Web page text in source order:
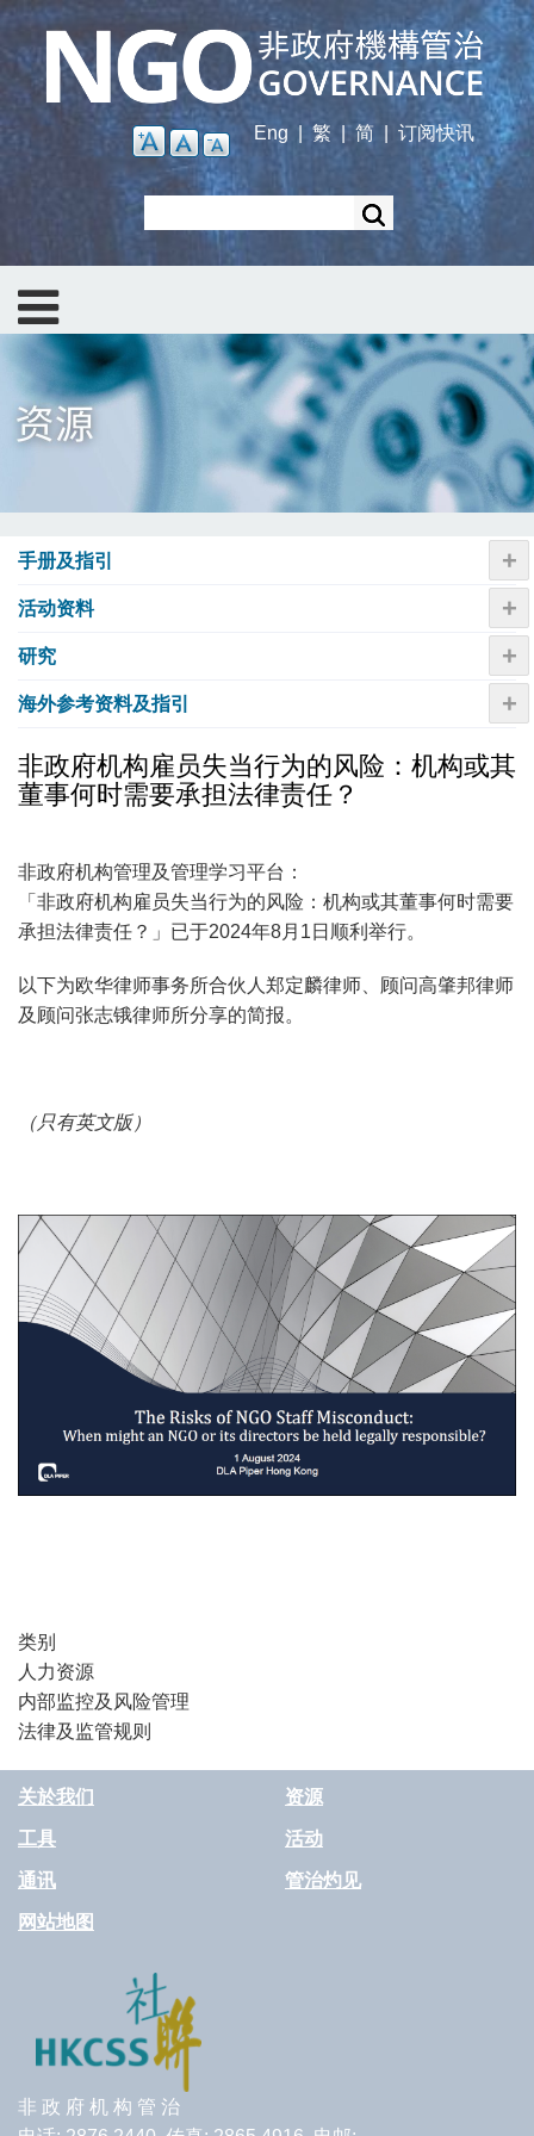
Skip
main
content
Eng
繁 | 简 订阅快讯
手册及指引 +
活动资​​料 +
研究 +
海外参考资料及指引 +
非政府机构雇员失当行为的风险：机构或其
董事何时需要承担法律责任？
非政府机构管理及管理学习平台：
「非政府机构雇员失当行为的风险：机构或其董事何时需要
承担法律责任？」已于2024年8月1日顺利举行。
以下为欧华律师事务所合伙人郑定麟律师、顾问高肇邦律师
及顾问张志锇律师所分享的简报。
（只有英文版）
类别
人力资源
内部监控及风险管理
法律及监管规则
关於我们 资源
工具 活动
通讯 管治灼见
网站地图
非 政 府 机 构 管 治